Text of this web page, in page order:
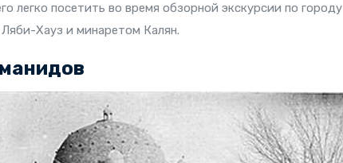
легко посетить во время обзорной экскурсии по городу
Хауз и минаретом Калян.